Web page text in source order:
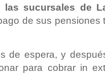
sucursales de
de sus pensiones
de espera, y
para cobrar in